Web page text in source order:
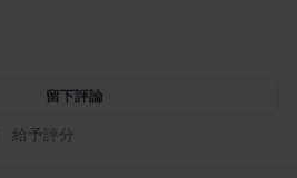
留下評論
給予評分